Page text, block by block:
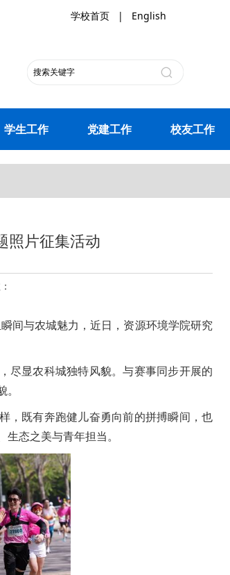
学校首页 | English
学生工作 党建工作 校友工作
照片征集活动
间与农城魅力，近日，资源环境学院研究
尽显农科城独特风貌。与赛事同步开展的
，既有奔跑健儿奋勇向前的拼搏瞬间，也
态之美与青年担当。